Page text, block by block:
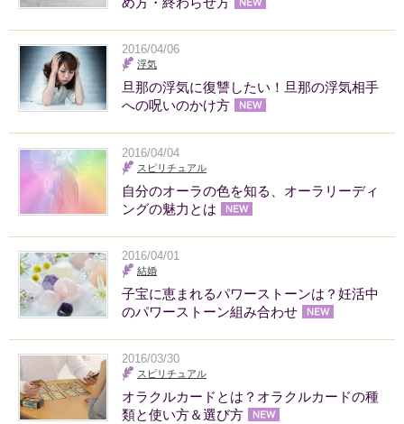
2016/04/06
浮気
旦那の浮気に復讐したい！旦那の浮気相手
への呪いのかけ方
2016/04/04
スピリチュアル
自分のオーラの色を知る、オーラリーディ
ングの魅力とは
2016/04/01
結婚
子宝に恵まれるパワーストーンは？妊活中
のパワーストーン組み合わせ
2016/03/30
スピリチュアル
オラクルカードとは？オラクルカードの種
類と使い方＆選び方